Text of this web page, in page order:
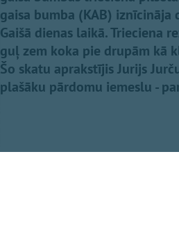
gaisa bumba (KAB)
Gaišā dienas laikā. Trieciena
guļ zem koka pie drupām kā
Šo skatu aprakstījis Jurijs
plašāku pārdomu iemeslu -